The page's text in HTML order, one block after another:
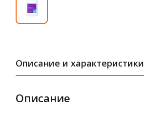
Описание и характеристики
Описание